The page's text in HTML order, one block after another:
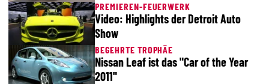
PREMIEREN-FEUERWERK
Video: Highlights der Detroit Auto
Show
BEGEHRTE TROPHÄE
Nissan Leaf ist das "Car of the Year
2011"